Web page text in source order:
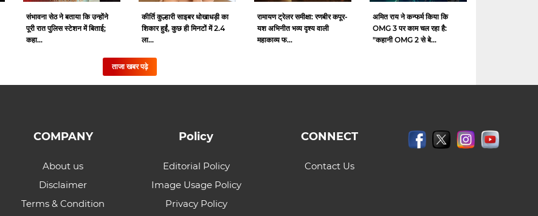
संभावना सेठ ने बताया कि उन्होंने
पूरी रात पुलिस स्टेशन में बिताई;
कहा...
कीर्ति कुल्हारी साइबर धोखाधड़ी का
शिकार हुईं, कुछ ही मिनटों में 2.4
ला...
रामायण ट्रेलर समीक्षा: रणबीर कपूर-
यश अभिनीत भव्य दृश्य वाली
महाकाव्य फ...
अमित राय ने कन्फर्म किया कि
OMG 3 पर काम चल रहा है:
"कहानी OMG 2 से बे...
ताजा खबर पढ़े
COMPANY
About us
Disclaimer
Terms & Condition
Policy
Editorial Policy
Image Usage Policy
Privacy Policy
CONNECT
Contact Us